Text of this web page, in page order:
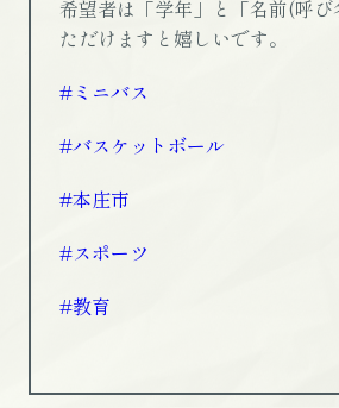
希望者は「学年」と「名前(呼
ただけますと嬉しいです。
#ミニバス
#バスケットボール
#本庄市
#スポーツ
#教育